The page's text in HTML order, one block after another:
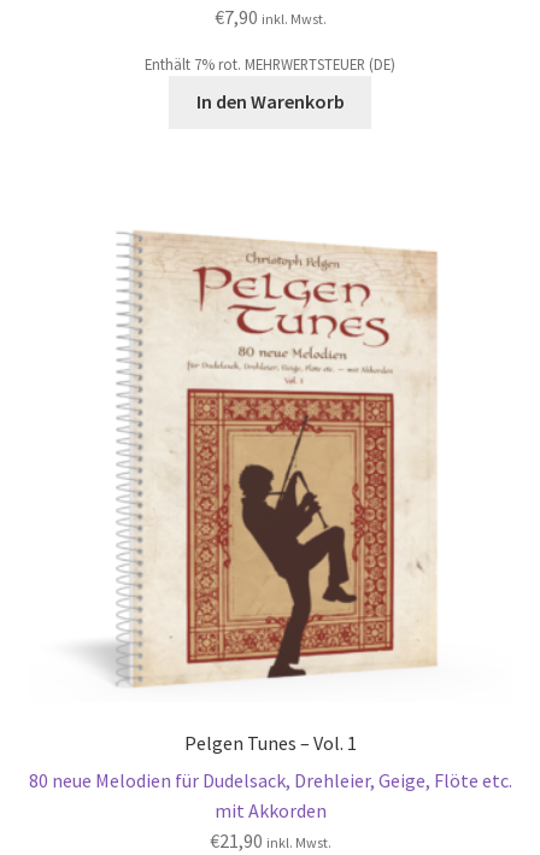
€7,90 inkl. Mwst.
Enthält 7% rot. MEHRWERTSTEUER (DE)
In den Warenkorb
Pelgen Tunes – Vol. 1
80 neue Melodien für Dudelsack, Drehleier, Geige, Flöte etc.
mit Akkorden
€21,90 inkl. Mwst.